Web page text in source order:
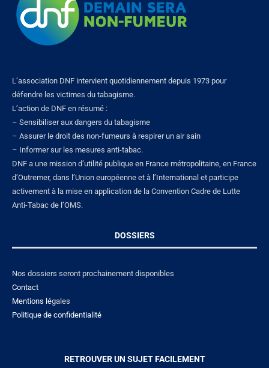
L’association DNF intervient quotidiennement depuis 1973 pour
défendre les victimes du tabagisme.
L’action de DNF en résumé :
– Sensibiliser aux dangers du tabagisme
– Assurer le droit des non-fumeurs à respirer un air sain
– Informer sur les mesures anti-tabac.
DNF a une mission d’utilité publique en France métropolitaine, en France
d’Outremer, dans l’Union européenne et à l’International et participe
activement à la mise en application de la Convention Cadre de Lutte
Anti-Tabac de l’OMS.
DOSSIERS
Nos dossiers seront prochainement disponibles
Contact
Mentions légales
Politique de confidentialité
RETROUVER UN SUJET FACILEMENT